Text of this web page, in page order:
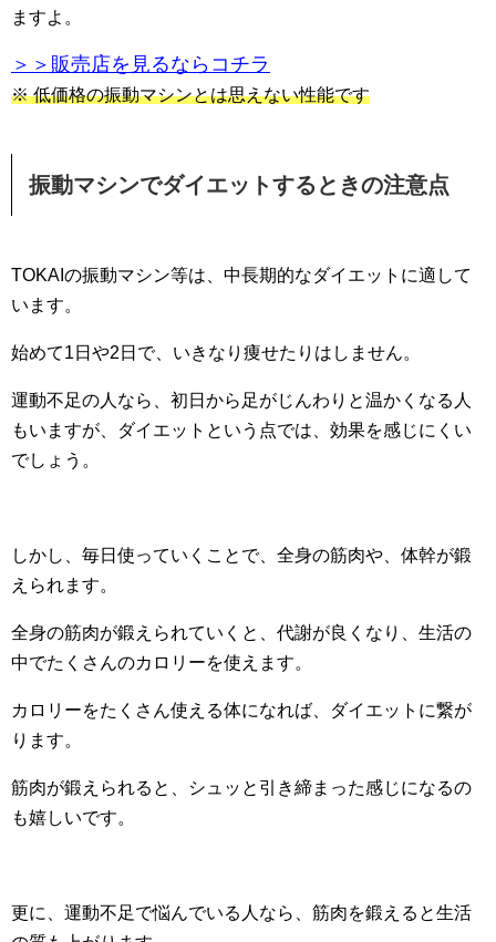
ますよ。
＞＞販売店を見るならコチラ
※ 低価格の振動マシンとは思えない性能です
振動マシンでダイエットするときの注意点
TOKAIの振動マシン等は、中長期的なダイエットに適して
います。
始めて1日や2日で、いきなり痩せたりはしません。
運動不足の人なら、初日から足がじんわりと温かくなる人
もいますが、ダイエットという点では、効果を感じにくい
でしょう。
しかし、毎日使っていくことで、全身の筋肉や、体幹が鍛
えられます。
全身の筋肉が鍛えられていくと、代謝が良くなり、生活の
中でたくさんのカロリーを使えます。
カロリーをたくさん使える体になれば、ダイエットに繋が
ります。
筋肉が鍛えられると、シュッと引き締まった感じになるの
も嬉しいです。
更に、運動不足で悩んでいる人なら、筋肉を鍛えると生活